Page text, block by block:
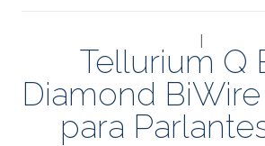
|
Tellurium Q
Diamond
para